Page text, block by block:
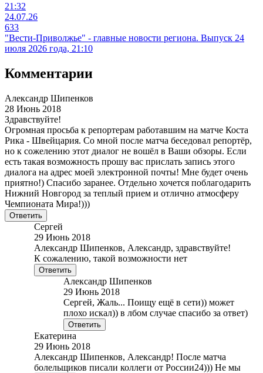
21:32
24.07.26
633
"Вести-Приволжье" - главные новости региона. Выпуск 24
июля 2026 года, 21:10
Комментарии
Александр Шипенков
28 Июнь 2018
Здравствуйте!
Огромная просьба к репортерам работавшим на матче Коста
Рика - Швейцария. Со мной после матча беседовал репортёр,
но к сожелению этот диалог не вошёл в Ваши обзоры. Если
есть такая возможность прошу вас прислать запись этого
диалога на адрес моей электронной почты! Мне будет очень
приятно!) Спасибо заранее. Отдельно хочется поблагодарить
Нижний Новгород за теплый прием и отлично атмосферу
Чемпионата Мира!)))
Ответить
Сергей
29 Июнь 2018
Александр Шипенков, Александр, здравствуйте!
К сожалению, такой возможности нет
Ответить
Александр Шипенков
29 Июнь 2018
Сергей, Жаль... Поищу ещё в сети)) может
плохо искал)) в лбом случае спасибо за ответ)
Ответить
Екатерина
29 Июнь 2018
Александр Шипенков, Александр! После матча
болельщиков писали коллеги от России24))) Не мы